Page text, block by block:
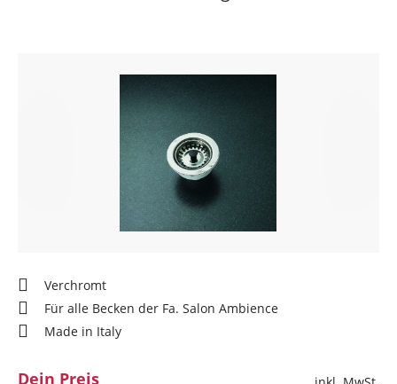
Verchromt
Für alle Becken der Fa. Salon Ambience
Made in Italy
Dein Preis
inkl. MwSt.